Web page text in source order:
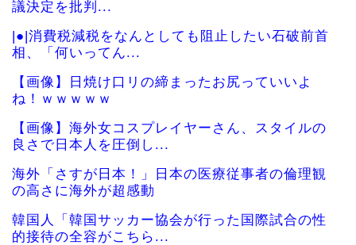
議決定を批判...
|●|消費税減税をなんとしても阻止したい石破前首
相、「何いってん...
【画像】日焼け口リの締まったお尻っていいよ
ね！ｗｗｗｗｗ
【画像】海外女コスプレイヤーさん、スタイルの
良さで日本人を圧倒し...
海外「さすが日本！」日本の医療従事者の倫理観
の高さに海外が超感動
韓国人「韓国サッカー協会が行った国際試合の性
的接待の全容がこちら...